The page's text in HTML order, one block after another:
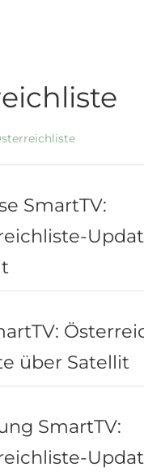
-
SmartTV:
über Satellit
SmartTV: